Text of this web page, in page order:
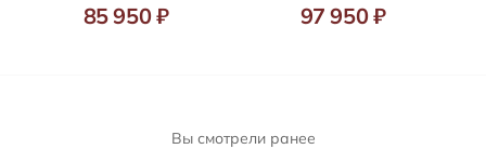
85 950 ₽ 97 950 ₽
Вы смотрели ранее